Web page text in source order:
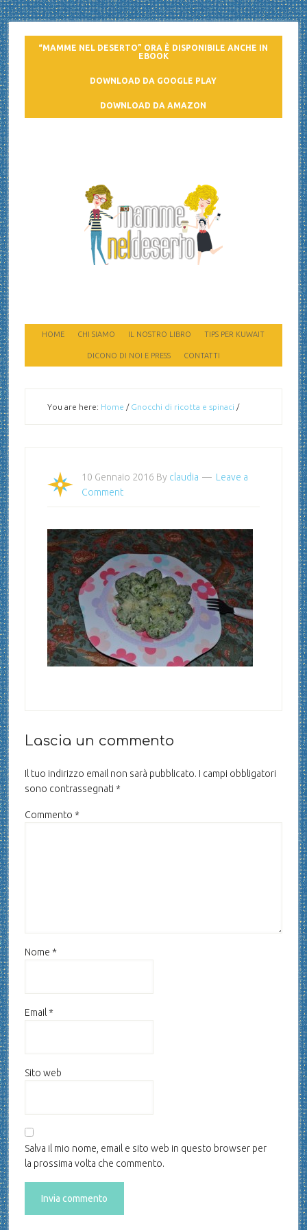
“MAMME NEL DESERTO” ORA È DISPONIBILE ANCHE IN
EBOOK
DOWNLOAD DA GOOGLE PLAY
DOWNLOAD DA AMAZON
HOME CHI SIAMO IL NOSTRO LIBRO TIPS PER KUWAIT
DICONO DI NOI E PRESS CONTATTI
You are here: Home / Gnocchi di ricotta e spinaci /
10 Gennaio 2016 By claudia
Leave a
Comment
Lascia un commento
Il tuo indirizzo email non sarà pubblicato. I campi obbligatori
sono contrassegnati *
Commento *
Nome *
Email *
Sito web
Salva il mio nome, email e sito web in questo browser per
la prossima volta che commento.